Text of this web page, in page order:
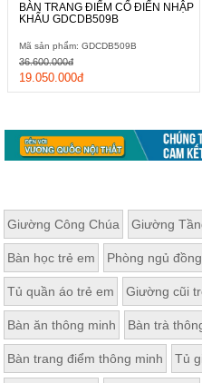
BÀN TRANG ĐIỂM CỔ ĐIỂN NHẬP
KHẨU GDCDB509B
Mã sản phẩm: GDCDB509B
19.050.000đ
36.600.000đ
Giường Công Chúa Giường
Bàn học trẻ em Phòng ngủ
Tủ quần áo trẻ em Giường cũi
Bàn ăn thông minh Bàn trà
Bàn trang điểm thông minh Tủ